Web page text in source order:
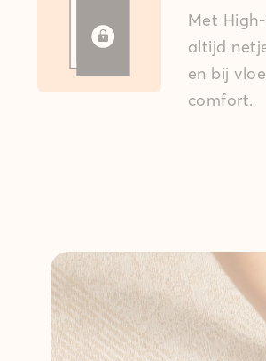
Met
altijd
en bij
comfort.